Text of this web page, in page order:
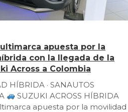
apuesta por la
con la llegada de la
Across a Colombia
HÍBRIDA · SANAUTOS
SUZUKI ACROSS HÍBRIDA
apuesta por la movilidad